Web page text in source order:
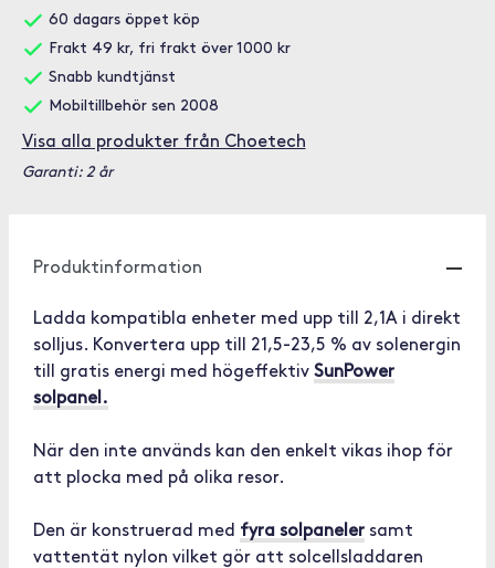
60 dagars öppet köp
Frakt 49 kr, fri frakt över 1000 kr
Snabb kundtjänst
Mobiltillbehör sen 2008
Visa alla produkter från Choetech
Garanti: 2 år
Produktinformation
Ladda kompatibla enheter med upp till 2,1A i direkt
solljus. Konvertera upp till 21,5-23,5 % av solenergin
till gratis energi med högeffektiv SunPower
solpanel.
När den inte används kan den enkelt vikas ihop för
att plocka med på olika resor.
Den är konstruerad med fyra solpaneler samt
vattentät nylon vilket gör att solcellsladdaren